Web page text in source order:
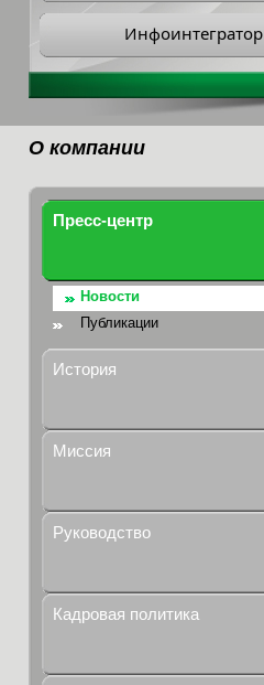
Инфоинтегратор
О компании
Пресс-центр
Новости
Публикации
История
Миссия
Руководство
Кадровая политика